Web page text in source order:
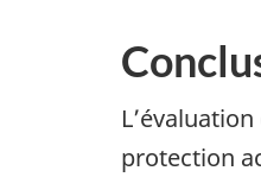
protection